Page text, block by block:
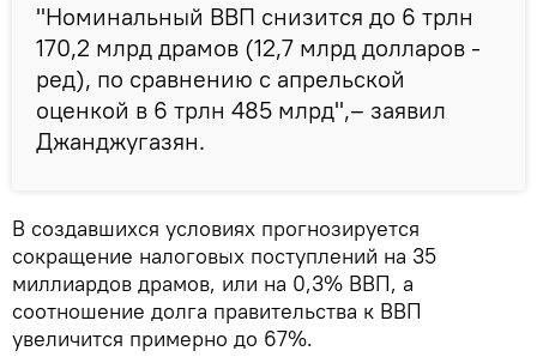
"Номинальный ВВП снизится до 6 трлн
170,2 млрд драмов (12,7 млрд долларов -
ред), по сравнению с апрельской
оценкой в 6 трлн 485 млрд",– заявил
Джанджугазян.
В создавшихся условиях прогнозируется
сокращение налоговых поступлений на 35
миллиардов драмов, или на 0,3% ВВП, а
соотношение долга правительства к ВВП
увеличится примерно до 67%.